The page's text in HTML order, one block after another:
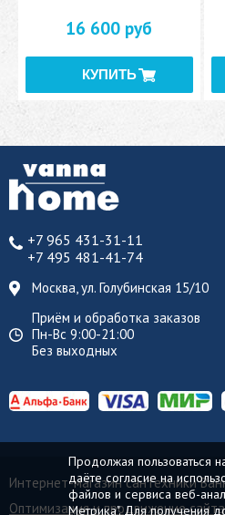
16 600 руб
+7 965 431-31-11
+7 495 481-41-74
Москва, ул. Голубинская 15/10
Приём и обработка заказов
Пн-Вс 9:00-21:00
Без выходных
Интернет-магазин сантехники
Оптимизация и продвижение сайта
Продолжая пользоваться
даёте согласие на
файлов и сервиса веб-
Метрика". Для получения